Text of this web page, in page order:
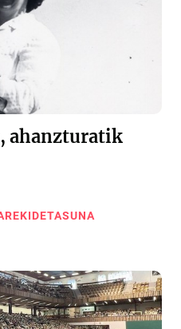
ahanzturatik